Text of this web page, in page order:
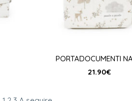
PORTADOCUMENTI
21.90€